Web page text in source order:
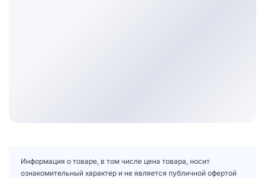
Информация о товаре, в том числе цена товара, носит
ознакомительный характер и не является публичной офертой